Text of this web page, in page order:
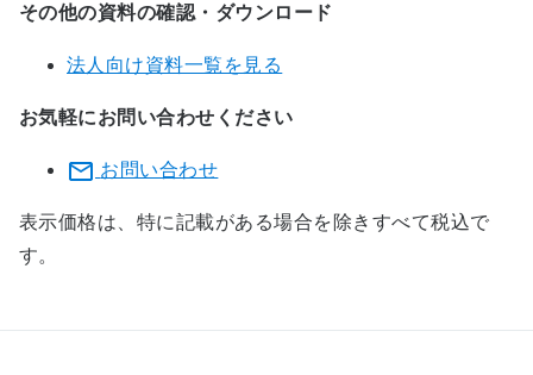
その他の資料の確認・ダウンロード
法人向け資料一覧を見る
お気軽にお問い合わせください
お問い合わせ
表示価格は、特に記載がある場合を除きすべて税込で
す。